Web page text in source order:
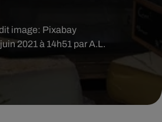
2021 à 14h51 par A.L.
image: Pixabay